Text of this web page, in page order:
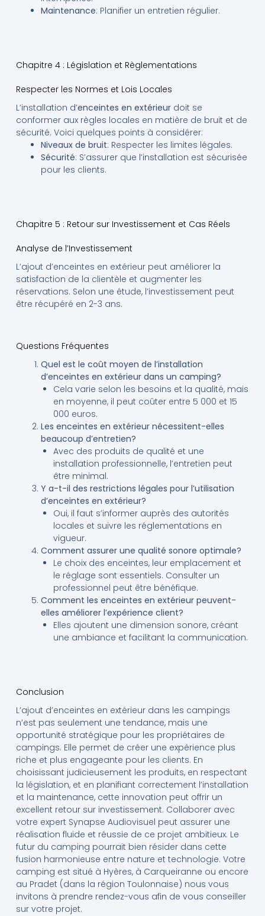
Maintenance: Planifier un entretien régulier.
Chapitre 4 : Législation et Règlementations
Respecter les Normes et Lois Locales
L’installation d’enceintes en extérieurdoit se
conformer aux règles locales en matière de bruit et de
sécurité. Voici quelques points à considérer:
Niveaux de bruit: Respecter les limites légales.
Sécurité: S’assurer que l’installation est sécurisée
pour les clients.
Chapitre 5 : Retour sur Investissement et Cas Réels
Analyse de l’Investissement
L’ajout d’enceintes en extérieur peut améliorer la
satisfaction de la clientèle et augmenter les
réservations. Selon une étude, l’investissement peut
être récupéré en 2-3 ans.
Questions Fréquentes
Quel est le coût moyen de l’installation
d’enceintes en extérieur dans un camping?
Cela varie selon les besoins et la qualité, mais
en moyenne, il peut coûter entre 5 000 et 15
000 euros.
Les enceintes en extérieur nécessitent-elles
beaucoup d’entretien?
Avec des produits de qualité et une
installation professionnelle, l’entretien peut
être minimal.
Y a-t-il des restrictions légales pour l’utilisation
d’enceintes en extérieur?
Oui, il faut s’informer auprès des autorités
locales et suivre les réglementations en
vigueur.
Comment assurer une qualité sonore optimale?
Le choix des enceintes, leur emplacement et
le réglage sont essentiels. Consulter un
professionnel peut être bénéfique.
Comment les enceintes en extérieur peuvent-
elles améliorer l’expérience client?
Elles ajoutent une dimension sonore, créant
une ambiance et facilitant la communication.
Conclusion
L’ajout d’enceintes en extérieur dans les campings
n’est pas seulement une tendance, mais une
opportunité stratégique pour les propriétaires de
campings. Elle permet de créer une expérience plus
riche et plus engageante pour les clients. En
choisissant judicieusement les produits, en respectant
la législation, et en planifiant correctement l’installation
et la maintenance, cette innovation peut offrir un
excellent retour sur investissement. Collaborer avec
votre expert Synapse Audiovisuel peut assurer une
réalisation fluide et réussie de ce projet ambitieux. Le
futur du camping pourrait bien résider dans cette
fusion harmonieuse entre nature et technologie. Votre
camping est situé à Hyères, à Carqueiranne ou encore
au Pradet (dans la région Toulonnaise) nous vous
invitons à prendre rendez-vous afin de vous conseiller
sur votre projet.